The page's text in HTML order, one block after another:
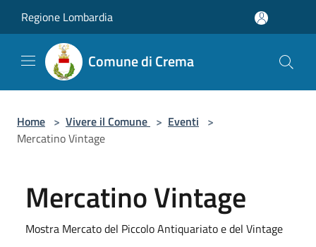
Regione Lombardia
Comune di Crema
Home > Vivere il Comune > Eventi >
Mercatino Vintage
Mercatino Vintage
Mostra Mercato del Piccolo Antiquariato e del Vintage